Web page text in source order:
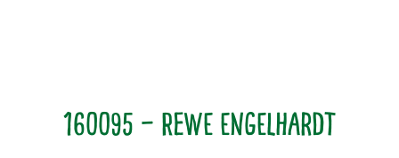
160095 – Rewe Engelhardt